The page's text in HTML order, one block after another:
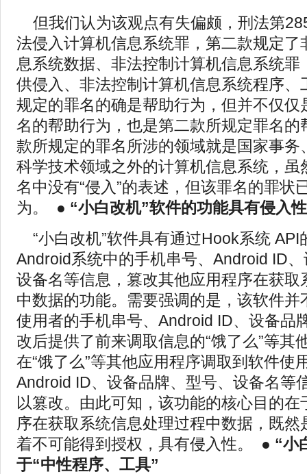
但我们认为该观点有失偏颇，刑法第
法侵入计算机信息系统罪，第二款规定了
息系统数据、非法控制计算机信息系统罪
供侵入、非法控制计算机信息系统程序、
规定的罪名的确是帮助行为，但并不仅仅
名的帮助行为，也是第二款所规定罪名的
款所规定的罪名所涉的领域就是国家事务
科学技术领域之外的计算机信息系统，虽
名中没有“侵入”的表述，但该罪名的罪状
为。 ● “小白改机”软件的功能具有侵入性
“小白改机”软件具有通过Hook系统
Android系统中的手机串号、Android ID
设备名等信息，篡改其他应用程序在获取
中数据的功能。需要强调的是，该软件并
使用者的手机串号、Android ID、设备品
改后提供了前来调取信息的“饿了么”等其
在“饿了么”等其他应用程序调取到软件使
Android ID、设备品牌、型号、设备名等
以篡改。由此可知，该功能的核心目的在
序在获取系统信息处理过程中数据，既然
着不可能得到授权，具有侵入性。 ● “小
于“中性程序、工具”